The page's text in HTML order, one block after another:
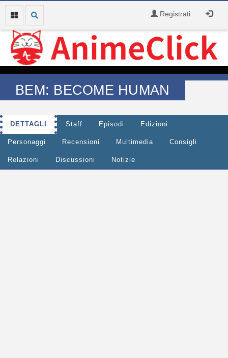
Registrati
BEM: BECOME HUMAN
DETTAGLI Staff Episodi Edizioni
Personaggi Recensioni Multimedia Consigli
Relazioni Discussioni Notizie